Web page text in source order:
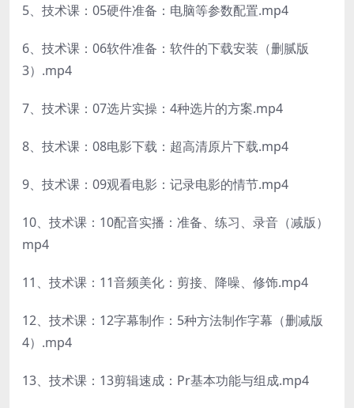
5、技术课：05硬件准备：电脑等参数配置.mp4
6、技术课：06软件准备：软件的下载安装（删腻版
3）.mp4
7、技术课：07选片实操：4种选片的方案.mp4
8、技术课：08电影下载：超高清原片下载.mp4
9、技术课：09观看电影：记录电影的情节.mp4
10、技术课：10配音实播：准备、练习、录音（减版）
mp4
11、技术课：11音频美化：剪接、降噪、修饰.mp4
12、技术课：12字幕制作：5种方法制作字幕（删减版
4）.mp4
13、技术课：13剪辑速成：Pr基本功能与组成.mp4